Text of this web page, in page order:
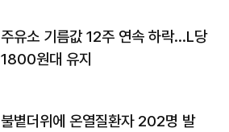
주유소 기름값 12주 연속 하락…L당
1800원대 유지
불볕더위에 온열질환자 202명 발